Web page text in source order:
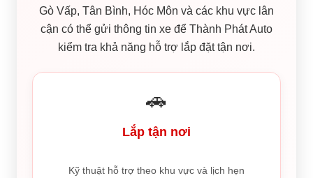
Gò Vấp, Tân Bình, Hóc Môn và các khu vực lân
cận có thể gửi thông tin xe để Thành Phát Auto
kiểm tra khả năng hỗ trợ lắp đặt tận nơi.
🚗
Lắp tận nơi
Kỹ thuật hỗ trợ theo khu vực và lịch hẹn